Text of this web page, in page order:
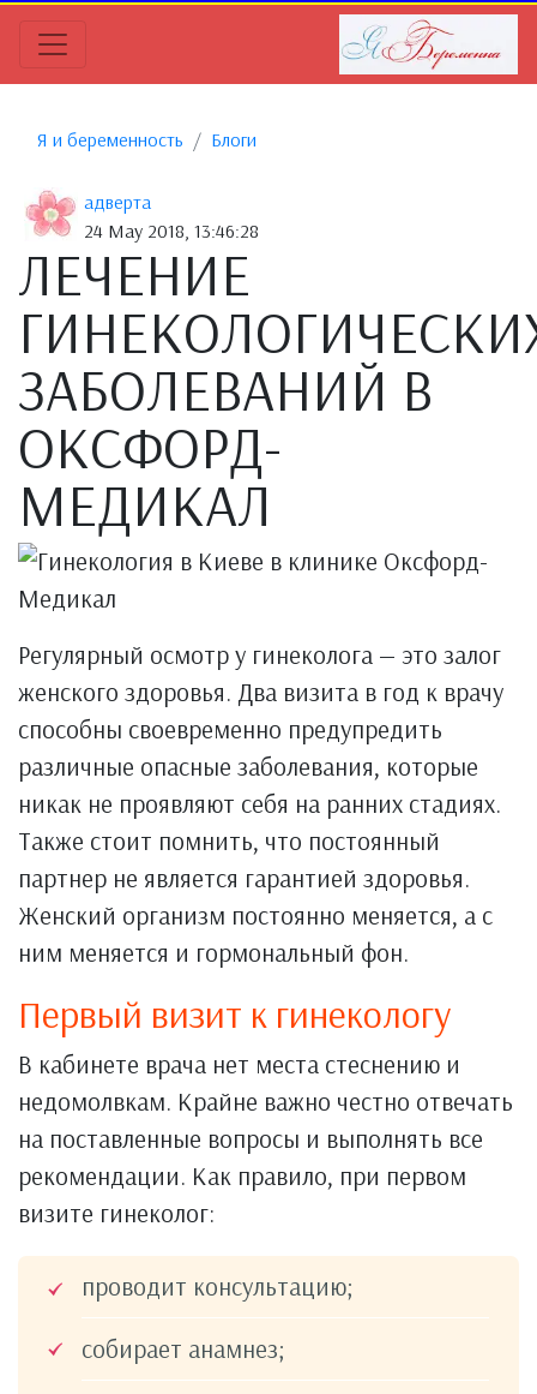
Я и беременность Блоги
адверта
24 May 2018, 13:46:28
ЛЕЧЕНИЕ
ЗАБОЛЕВАНИЙ В
ОКСФОРД-
МЕДИКАЛ
Регулярный осмотр у гинеколога — это залог
женского здоровья. Два визита в год к врачу
способны своевременно предупредить
различные опасные заболевания, которые
никак не проявляют себя на ранних стадиях.
Также стоит помнить, что постоянный
партнер не является гарантией здоровья.
Женский организм постоянно меняется, а с
ним меняется и гормональный фон.
Первый визит к гинекологу
В кабинете врача нет места стеснению и
недомолвкам. Крайне важно честно отвечать
на поставленные вопросы и выполнять все
рекомендации. Как правило, при первом
визите гинеколог:
проводит консультацию;
собирает анамнез;